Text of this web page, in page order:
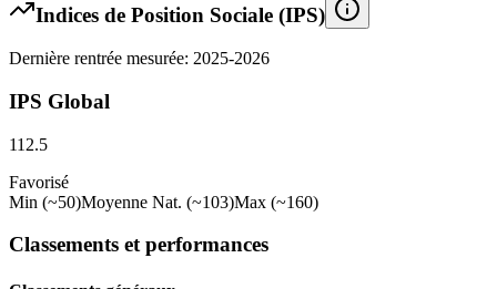
Indices de Position Sociale (IPS)
Dernière rentrée mesurée: 2025-2026
IPS Global
112.5
Favorisé
Min (~50)Moyenne Nat. (~103)Max (~160)
Classements et performances